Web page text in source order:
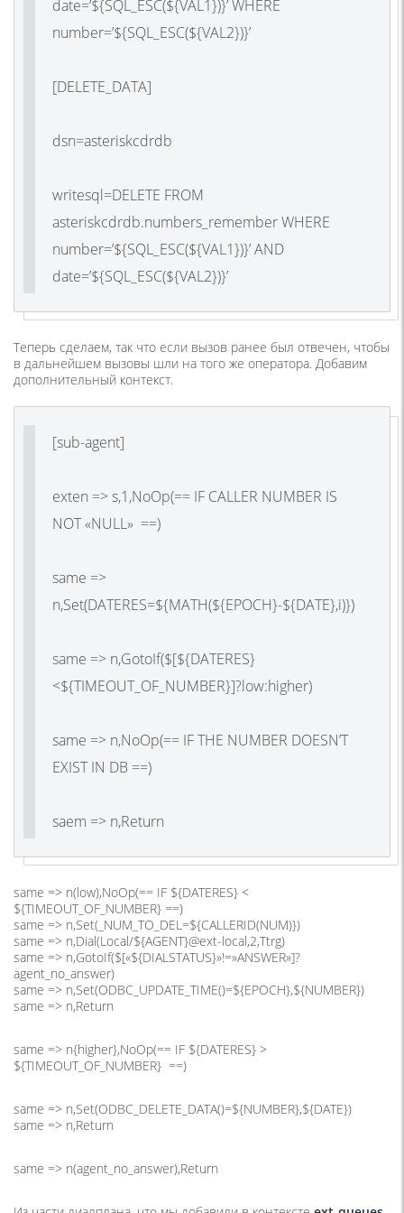
date=’${SQL_ESC(${VAL1})}’ WHERE
number=’${SQL_ESC(${VAL2})}’
[DELETE_DATA]
dsn=asteriskcdrdb
writesql=DELETE FROM
asteriskcdrdb.numbers_remember WHERE
number=’${SQL_ESC(${VAL1})}’ AND
date=’${SQL_ESC(${VAL2})}’
Теперь сделаем, так что если вызов ранее был отвечен, чтобы
в дальнейшем вызовы шли на того же оператора. Добавим
дополнительный контекст.
[sub-agent]
exten => s,1,NoOp(== IF CALLER NUMBER IS
NOT «NULL» ==)
same =>
n,Set(DATERES=${MATH(${EPOCH}-${DATE},i)})
same => n,GotoIf($[${DATERES}
<${TIMEOUT_OF_NUMBER}]?low:higher)
same => n,NoOp(== IF THE NUMBER DOESN’T
EXIST IN DB ==)
saem => n,Return
same => n(low),NoOp(== IF ${DATERES} <
${TIMEOUT_OF_NUMBER} ==)
same => n,Set(_NUM_TO_DEL=${CALLERID(NUM)})
same => n,Dial(Local/${AGENT}@ext-local,2,Ttrg)
same => n,GotoIf($[«${DIALSTATUS}»!=»ANSWER»]?
agent_no_answer)
same => n,Set(ODBC_UPDATE_TIME()=${EPOCH},${NUMBER})
same => n,Return
same => n{higher},NoOp(== IF ${DATERES} >
${TIMEOUT_OF_NUMBER} ==)
same => n,Set(ODBC_DELETE_DATA()=${NUMBER},${DATE})
same => n,Return
same => n(agent_no_answer),Return